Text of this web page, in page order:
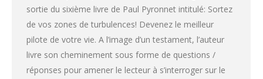
sortie du sixième livre de Paul Pyronnet intitulé: Sortez
de vos zones de turbulences! Devenez le meilleur
pilote de votre vie. A l’image d’un testament, l’auteur
livre son cheminement sous forme de questions /
réponses pour amener le lecteur à s’interroger sur le